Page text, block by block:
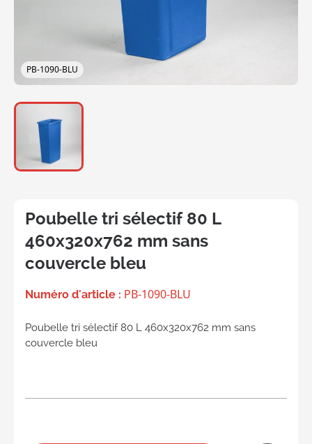
PB-1090-BLU
Poubelle tri sélectif 80 L
460x320x762 mm sans
couvercle bleu
Numéro d'article : PB-1090-BLU
Poubelle tri sélectif 80 L 460x320x762 mm sans
couvercle bleu